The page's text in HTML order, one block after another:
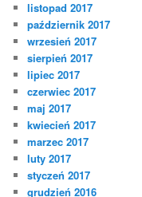
listopad 2017
październik 2017
wrzesień 2017
sierpień 2017
lipiec 2017
czerwiec 2017
maj 2017
kwiecień 2017
marzec 2017
luty 2017
styczeń 2017
grudzień 2016